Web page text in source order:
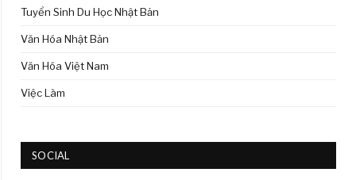
Tuyển Sinh Du Học Nhật Bản
Văn Hóa Nhật Bản
Văn Hóa Việt Nam
Việc Làm
SOCIAL